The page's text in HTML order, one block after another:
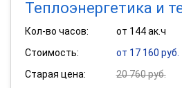
Теплоэнергетика и
Кол-во часов:
от 144 ак.ч
Стоимость:
от 17 160 руб.
Старая цена:
20 760 руб.